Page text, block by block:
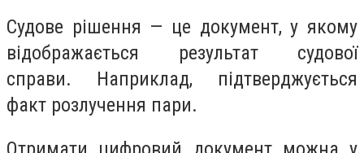
Судове рішення — це документ, у якому
відображається результат судової
справи. Наприклад, підтверджується
факт розлучення пари.